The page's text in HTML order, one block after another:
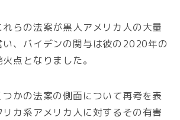
らの法案が黒人アメリカ人の大量
い、バイデンの関与は彼の2020年の
点となりました。
かの法案の側面について再考を表
カ系アメリカ人に対するその有害